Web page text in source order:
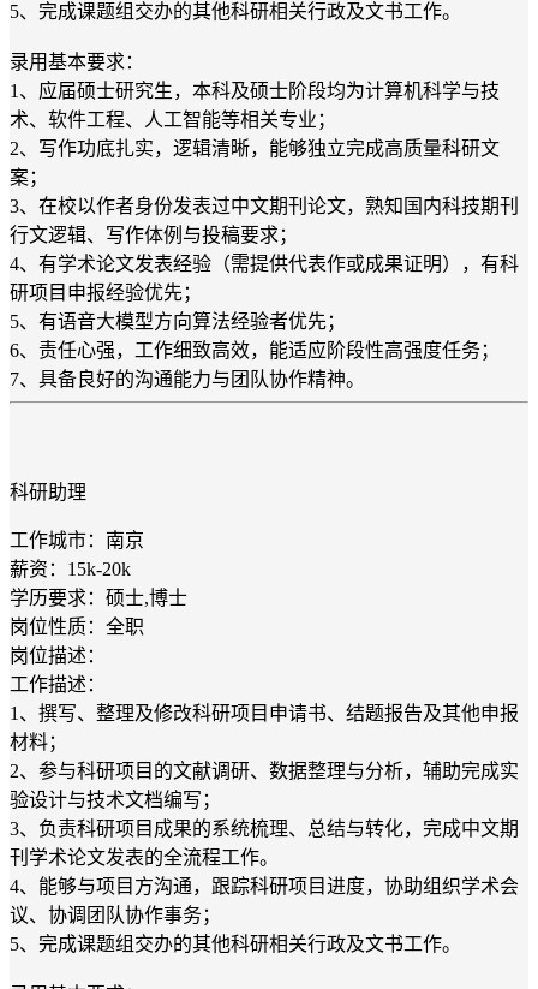
5、完成课题组交办的其他科研相关行政及文书工作。
录用基本要求：
1、应届硕士研究生，本科及硕士阶段均为计算机科学与技
术、软件工程、人工智能等相关专业；
2、写作功底扎实，逻辑清晰，能够独立完成高质量科研文
案；
3、在校以作者身份发表过中文期刊论文，熟知国内科技期刊
行文逻辑、写作体例与投稿要求；
4、有学术论文发表经验（需提供代表作或成果证明），有科
研项目申报经验优先；
5、有语音大模型方向算法经验者优先；
6、责任心强，工作细致高效，能适应阶段性高强度任务；
7、具备良好的沟通能力与团队协作精神。
科研助理
工作城市：南京
薪资：15k-20k
学历要求：硕士,博士
岗位性质：全职
岗位描述：
工作描述：
1、撰写、整理及修改科研项目申请书、结题报告及其他申报
材料；
2、参与科研项目的文献调研、数据整理与分析，辅助完成实
验设计与技术文档编写；
3、负责科研项目成果的系统梳理、总结与转化，完成中文期
刊学术论文发表的全流程工作。
4、能够与项目方沟通，跟踪科研项目进度，协助组织学术会
议、协调团队协作事务；
5、完成课题组交办的其他科研相关行政及文书工作。